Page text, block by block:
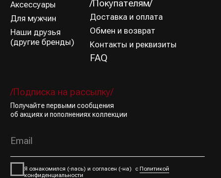
Все права защищены
Оферта